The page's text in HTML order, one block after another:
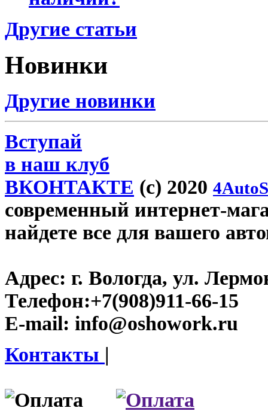
Другие статьи
Новинки
Другие новинки
Вступай
в наш клуб
ВКОНТАКТЕ (c) 2020
современный интернет-
найдете все для вашего
Адрес: г. Вологда, ул.
Телефон:+7(908)911-66-15
E-mail: info@oshowork.ru
Контакты |